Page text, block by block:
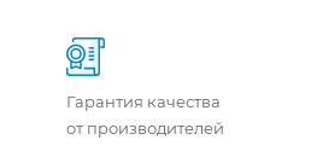
Гарантия качества
от производителей